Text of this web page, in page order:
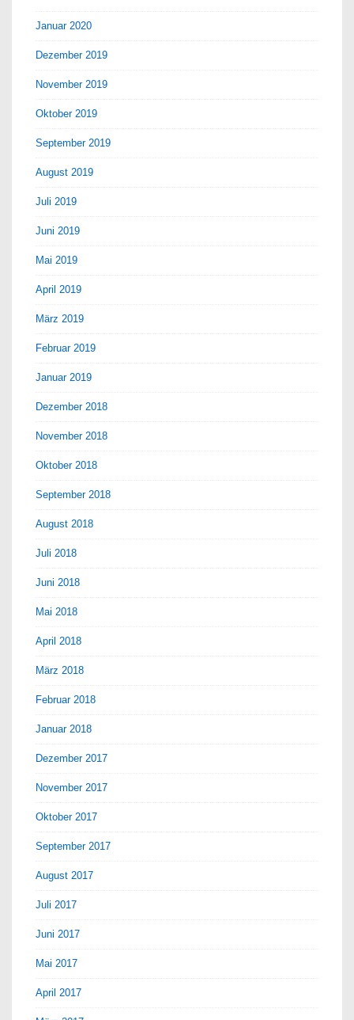
Januar 2020
Dezember 2019
November 2019
Oktober 2019
September 2019
August 2019
Juli 2019
Juni 2019
Mai 2019
April 2019
März 2019
Februar 2019
Januar 2019
Dezember 2018
November 2018
Oktober 2018
September 2018
August 2018
Juli 2018
Juni 2018
Mai 2018
April 2018
März 2018
Februar 2018
Januar 2018
Dezember 2017
November 2017
Oktober 2017
September 2017
August 2017
Juli 2017
Juni 2017
Mai 2017
April 2017